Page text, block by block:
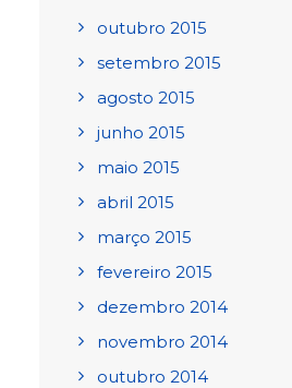
outubro 2015
setembro 2015
agosto 2015
junho 2015
maio 2015
abril 2015
março 2015
fevereiro 2015
dezembro 2014
novembro 2014
outubro 2014